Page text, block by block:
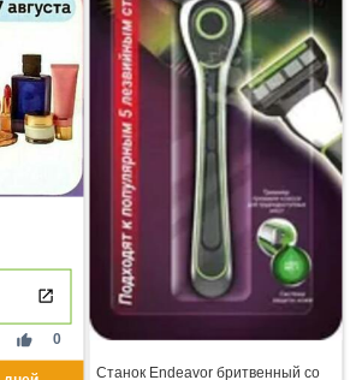
Станок Endeavor бритвенный со
thumb_up 0